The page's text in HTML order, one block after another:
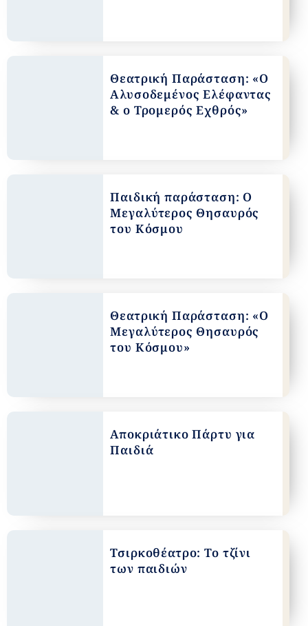
Θεατρική Παράσταση: «Ο
Αλυσοδεμένος Ελέφαντας
& ο Τρομερός Εχθρός»
Παιδική παράσταση: Ο
Μεγαλύτερος Θησαυρός
του Κόσμου
Θεατρική Παράσταση: «Ο
Μεγαλύτερος Θησαυρός
του Κόσμου»
Αποκριάτικο Πάρτυ για
Παιδιά
Τσιρκοθέατρο: Το τζίνι
των παιδιών